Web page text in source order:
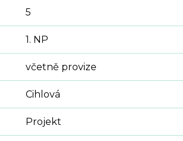
5
1. NP
včetně provize
Cihlová
Projekt